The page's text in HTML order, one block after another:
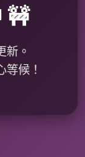
🚧
新。
候！